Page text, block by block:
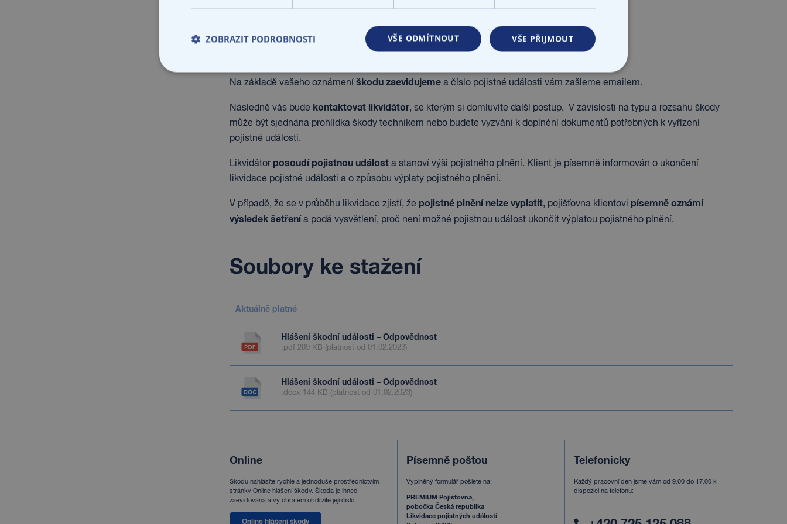
Jak probíhá likvidace pojistné události?
Na základě vašeho oznámení škodu zaevidujeme a číslo pojistné události vám zašleme emailem.
Následně vás bude kontaktovat likvidátor, se kterým si domluvíte další postup. V závislosti na typu a rozsahu škody
může být sjednána prohlídka škody technikem nebo budete vyzváni k doplnění dokumentů potřebných k vyřízení
pojistné události.
Likvidátor posoudí pojistnou událost a stanoví výši pojistného plnění. Klient je písemně informován o ukončení
likvidace pojistné události a o způsobu výplaty pojistného plnění.
V případě, že se v průběhu likvidace zjistí, že pojistné plnění nelze vyplatit, pojišťovna klientovi písemně oznámí
výsledek šetření a podá vysvětlení, proč není možné pojistnou událost ukončit výplatou pojistného plnění.
Soubory ke stažení
Aktuálně platné
Hlášení škodní události – Odpovědnost
.pdf 209 KB (platnost od 01.02.2023)
Hlášení škodní události – Odpovědnost
.docx 144 KB (platnost od 01.02.2023)
Online
Škodu nahlásíte rychle a jednoduše prostřednictvím
stránky Online hlášení škody. Škoda je ihned
zaevidována a vy obratem obdržíte její číslo.
Online hlášení škody
Písemně poštou
Vyplněný formulář pošlete na:
PREMIUM Pojišťovna,
pobočka Česká republika
Likvidace pojistných událostí
Telefonicky
Každý pracovní den jsme vám od 9.00 do 17.00 k
dispozici na telefonu:
VŠE PŘIJMOUT
VŠE ODMÍTNOUT
ZOBRAZIT PODROBNOSTI